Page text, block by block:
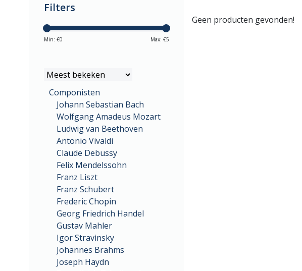
Filters
Min: €0 Max: €5
Componisten
Johann Sebastian Bach
Wolfgang Amadeus Mozart
Ludwig van Beethoven
Antonio Vivaldi
Claude Debussy
Felix Mendelssohn
Franz Liszt
Franz Schubert
Frederic Chopin
Georg Friedrich Handel
Gustav Mahler
Igor Stravinsky
Johannes Brahms
Joseph Haydn
Geen producten gevonden!